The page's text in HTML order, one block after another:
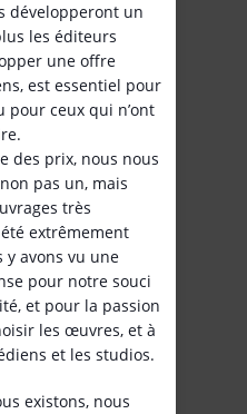
développeront un
les éditeurs
une offre
est essentiel pour
ceux qui n’ont
des prix, nous nous
pas un, mais
très
extrêmement
y avons vu une
pour notre souci
et pour la passion
les œuvres, et à
et les studios.
existons, nous